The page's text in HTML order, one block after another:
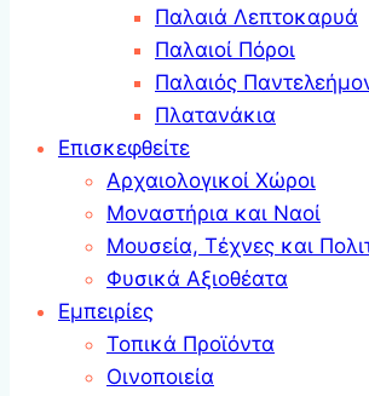
Παλαιά Λεπτοκαρυά
Παλαιοί Πόροι
Παλαιός
Πλατανάκια
Επισκεφθείτε
Αρχαιολογικοί Χώροι
Μοναστήρια και Ναοί
Μουσεία, Τέχνες και
Φυσικά Αξιοθέατα
Εμπειρίες
Τοπικά Προϊόντα
Οινοποιεία